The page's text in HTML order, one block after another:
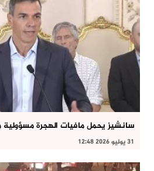
سانشيز يحمل مافيات الهجرة
31 يوليو 2026 12:48